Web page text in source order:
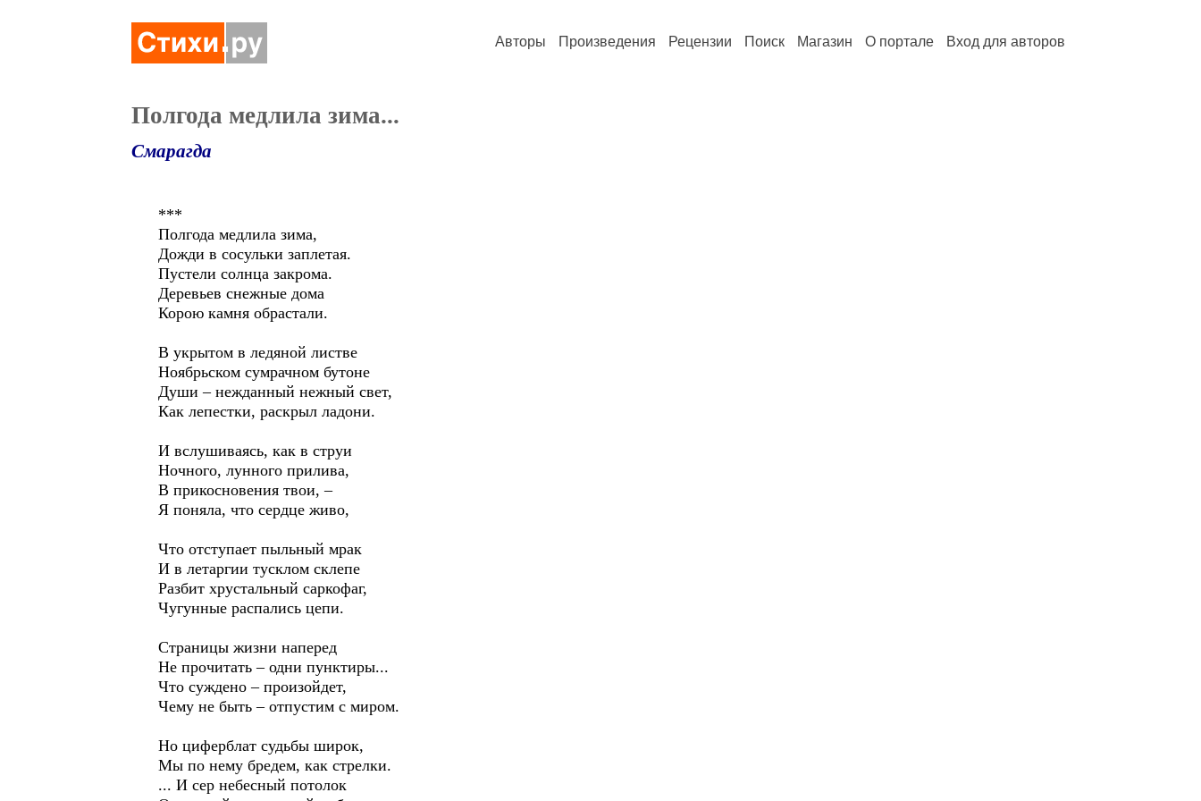
Авторы Произведения Рецензии Поиск Магазин О портале Вход для авторов
Полгода медлила зима...
Смарагда
***
Полгода медлила зима,
Дожди в сосульки заплетая.
Пустели солнца закрома.
Деревьев снежные дома
Корою камня обрастали.
В укрытом в ледяной листве
Ноябрьском сумрачном бутоне
Души – нежданный нежный свет,
Как лепестки, раскрыл ладони.
И вслушиваясь, как в струи
Ночного, лунного прилива,
В прикосновения твои, –
Я поняла, что сердце живо,
Что отступает пыльный мрак
И в летаргии тусклом склепе
Разбит хрустальный саркофаг,
Чугунные распались цепи.
Страницы жизни наперед
Не прочитать – одни пунктиры...
Что суждено – произойдет,
Чему не быть – отпустим с миром.
Но циферблат судьбы широк,
Мы по нему бредем, как стрелки.
... И сер небесный потолок